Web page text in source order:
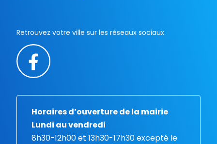
Retrouvez votre ville sur les réseaux sociaux
Horaires d’ouverture de la mairie
Lundi au vendredi
8h30-12h00 et 13h30-17h30 excepté le